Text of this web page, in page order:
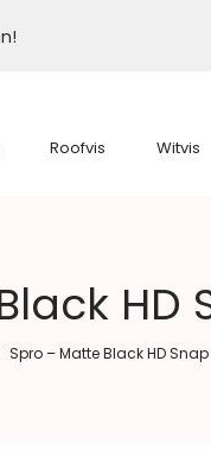
Roofvis Witvis
HD
Spro – Matte Black HD Snap